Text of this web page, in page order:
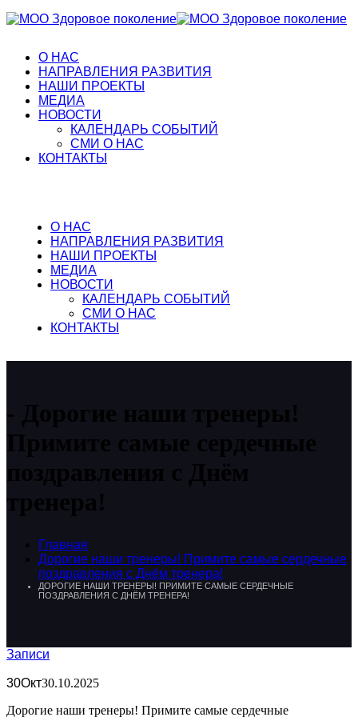
О НАС
НАПРАВЛЕНИЯ РАЗВИТИЯ
НАШИ ПРОЕКТЫ
МЕДИА
НОВОСТИ
КАЛЕНДАРЬ СОБЫТИЙ
СМИ О НАС
КОНТАКТЫ
О НАС
НАПРАВЛЕНИЯ РАЗВИТИЯ
НАШИ ПРОЕКТЫ
МЕДИА
НОВОСТИ
КАЛЕНДАРЬ СОБЫТИЙ
СМИ О НАС
КОНТАКТЫ
Дорогие наши тренеры!
Примите самые сердечные
поздравления с Днём
тренера!
Главная
Дорогие наши тренеры! Примите самые сердечные
поздравления с Днём тренера!
ДОРОГИЕ НАШИ ТРЕНЕРЫ! ПРИМИТЕ САМЫЕ СЕРДЕЧНЫЕ
ПОЗДРАВЛЕНИЯ С ДНЁМ ТРЕНЕРА!
Записи
30Окт30.10.2025
Дорогие наши тренеры! Примите самые сердечные